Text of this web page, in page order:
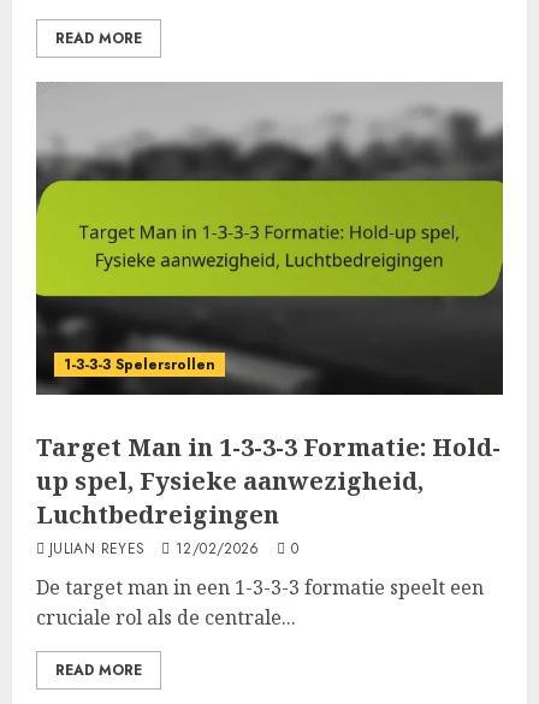
READ MORE
1-3-3-3 Spelersrollen
Target Man in 1-3-3-3 Formatie: Hold-
up spel, Fysieke aanwezigheid,
Luchtbedreigingen
JULIAN REYES 12/02/2026 0
De target man in een 1-3-3-3 formatie speelt een
cruciale rol als de centrale...
READ MORE